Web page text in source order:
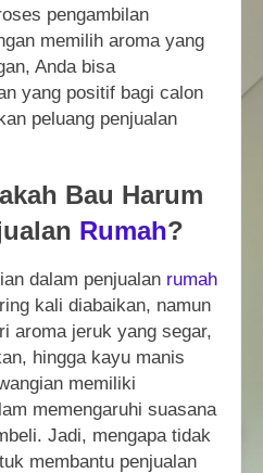
pengambilan
memilih aroma yang
Anda bisa
yang positif bagi calon
peluang penjualan
Bau Harum
Rumah?
dalam penjualan rumah
kali diabaikan, namun
aroma jeruk yang segar,
hingga kayu manis
memiliki
memengaruhi suasana
Jadi, mengapa tidak
membantu penjualan